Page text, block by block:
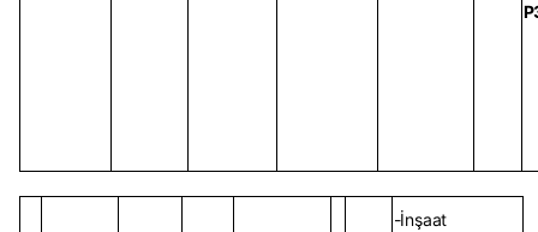
-İnşaat